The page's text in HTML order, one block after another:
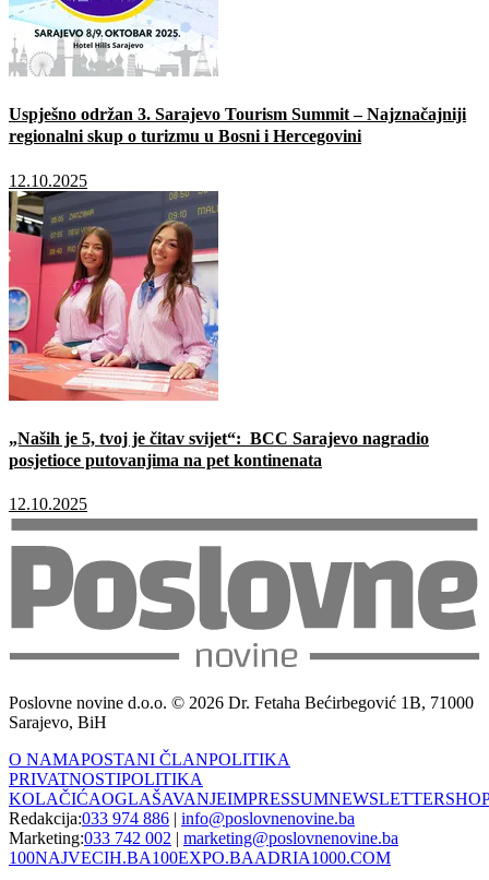
Uspješno održan 3. Sarajevo Tourism Summit – Najznačajniji
regionalni skup o turizmu u Bosni i Hercegovini
12.10.2025
„Naših je 5, tvoj je čitav svijet“: BCC Sarajevo nagradio
posjetioce putovanjima na pet kontinenata
12.10.2025
Poslovne novine d.o.o. © 2026 Dr. Fetaha Bećirbegović 1B, 71000
Sarajevo, BiH
O NAMAPOSTANI ČLANPOLITIKA
PRIVATNOSTIPOLITIKA
KOLAČIĆAOGLAŠAVANJEIMPRESSUMNEWSLETTER
Redakcija:033 974 886 | info@poslovnenovine.ba
Marketing:033 742 002 | marketing@poslovnenovine.ba
100NAJVECIH.BA100EXPO.BAADRIA1000.COM